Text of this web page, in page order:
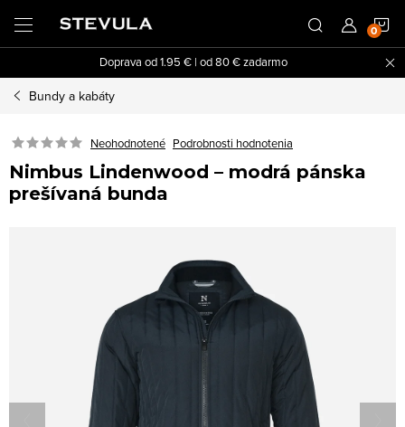
obsah
Doprava od 1.95 € | od 80 € zadarmo
Bundy a kabáty
Neohodnotené Podrobnosti hodnotenia
Nimbus Lindenwood – modrá pánska
prešívaná bunda